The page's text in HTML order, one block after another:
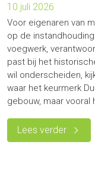
10 juli 2026
Voor eigenaren van
op de
voegwerk,
past bij het
wil onderscheiden,
waar het keurmerk
gebouw, maar
Lees verder